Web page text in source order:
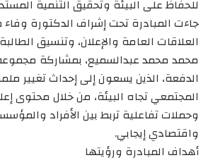
للحفاظ على البيئة وتحقيق التنمية
جاءت المبادرة تحت إشراف الدكتورة وفاء
العلاقات العامة والإعلان، وتنسيق
محمد محمد عبدالسميع، بمشاركة
الدفعة، الذين يسعون إلى إحداث تغيير
المجتمعي تجاه البيئة، من خلال محتوى
وحملات تفاعلية تربط بين الأفراد
واقتصادي إيجابي.
أهداف المبادرة ورؤيتها